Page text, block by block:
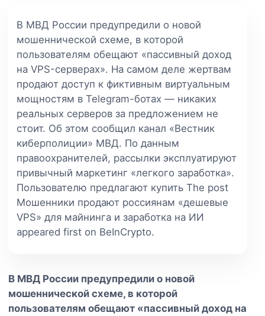
В МВД России предупредили о новой
мошеннической схеме, в которой
пользователям обещают «пассивный доход
на VPS-серверах». На самом деле жертвам
продают доступ к фиктивным виртуальным
мощностям в Telegram-ботах — никаких
реальных серверов за предложением не
стоит. Об этом сообщил канал «Вестник
киберполиции» МВД. По данным
правоохранителей, рассылки эксплуатируют
привычный маркетинг «легкого заработка».
Пользователю предлагают купить The post
Мошенники продают россиянам «дешевые
VPS» для майнинга и заработка на ИИ
appeared first on BeInCrypto.
В МВД России предупредили о новой
мошеннической схеме, в которой
пользователям обещают «пассивный доход на